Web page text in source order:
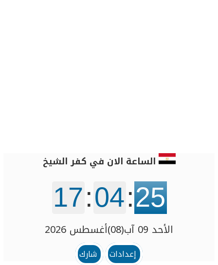
الساعة الان في كفر الشيخ
17:04:25
الأحد 09 آب(08)أغسطس 2026
إعدادات
شارك